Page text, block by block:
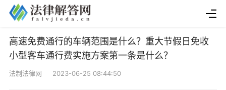
高速免费通行的车辆范围是什么？重大节假日免收
小型客车通行费实施方案第一条是什么？
法制法律网 2023-06-25 08:44:50